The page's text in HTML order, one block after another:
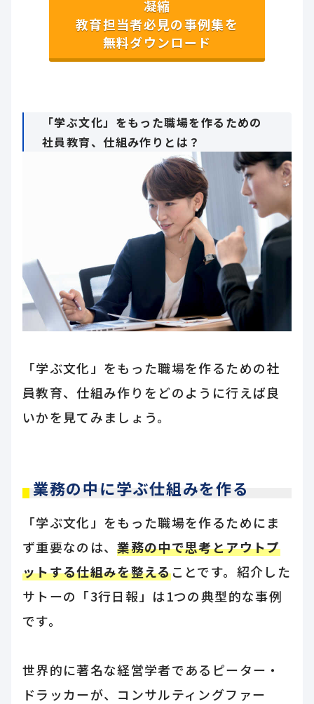
凝縮
教育担当者必見の事例集を
無料ダウンロード
「学ぶ文化」をもった職場を作るための
社員教育、仕組み作りとは？
「学ぶ文化」をもった職場を作るための社
員教育、仕組み作りをどのように行えば良
いかを見てみましょう。
業務の中に学ぶ仕組みを作る
「学ぶ文化」をもった職場を作るためにま
ず重要なのは、業務の中で思考とアウトプ
ットする仕組みを整えることです。紹介した
サトーの「3行日報」は1つの典型的な事例
です。
世界的に著名な経営学者であるピーター・
ドラッカーが、コンサルティングファー